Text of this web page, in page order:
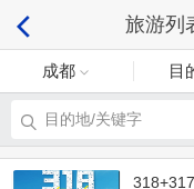
旅游列
成都 目
目的地/关键字